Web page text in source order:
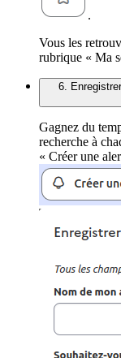
.
Vous les
rubrique « Ma
6.
Gagnez du
recherche à
« Créer une